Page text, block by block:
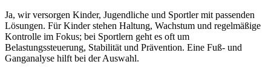
Ja, wir versorgen Kinder, Jugendliche und Sportler mit passenden
Lösungen. Für Kinder stehen Haltung, Wachstum und regelmäßige
Kontrolle im Fokus; bei Sportlern geht es oft um
Belastungssteuerung, Stabilität und Prävention. Eine Fuß- und
Ganganalyse hilft bei der Auswahl.